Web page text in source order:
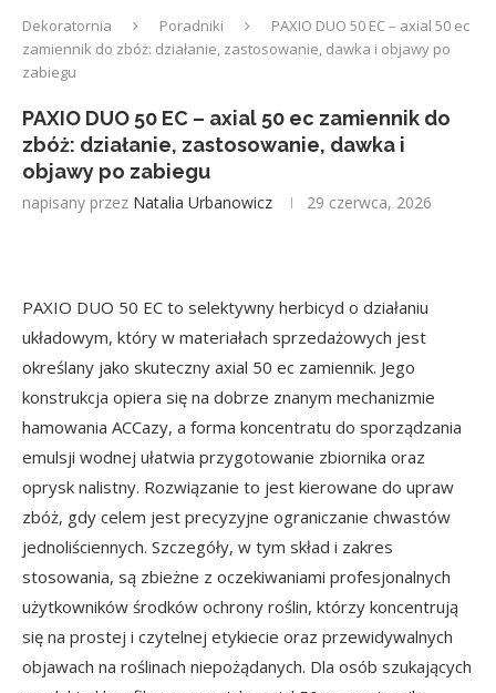
Dekoratornia Poradniki
PAXIO DUO 50 EC – axial 50 ec
zamiennik do zbóż: działanie, zastosowanie, dawka i objawy po
zabiegu
PAXIO DUO 50 EC – axial 50 ec zamiennik do
zbóż: działanie, zastosowanie, dawka i
objawy po zabiegu
napisany przez Natalia Urbanowicz 29 czerwca, 2026
PAXIO DUO 50 EC to selektywny herbicyd o działaniu
układowym, który w materiałach sprzedażowych jest
określany jako skuteczny axial 50 ec zamiennik. Jego
konstrukcja opiera się na dobrze znanym mechanizmie
hamowania ACCazy, a forma koncentratu do sporządzania
emulsji wodnej ułatwia przygotowanie zbiornika oraz
oprysk nalistny. Rozwiązanie to jest kierowane do upraw
zbóż, gdy celem jest precyzyjne ograniczanie chwastów
jednoliściennych. Szczegóły, w tym skład i zakres
stosowania, są zbieżne z oczekiwaniami profesjonalnych
użytkowników środków ochrony roślin, którzy koncentrują
się na prostej i czytelnej etykiecie oraz przewidywalnych
objawach na roślinach niepożądanych. Dla osób szukających